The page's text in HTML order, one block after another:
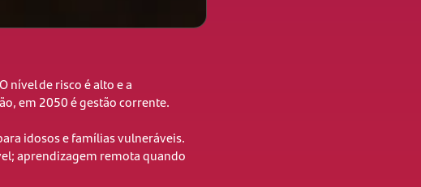
nível de risco é alto e a
em 2050 é gestão corrente.
idosos e famílias vulneráveis.
aprendizagem remota quando